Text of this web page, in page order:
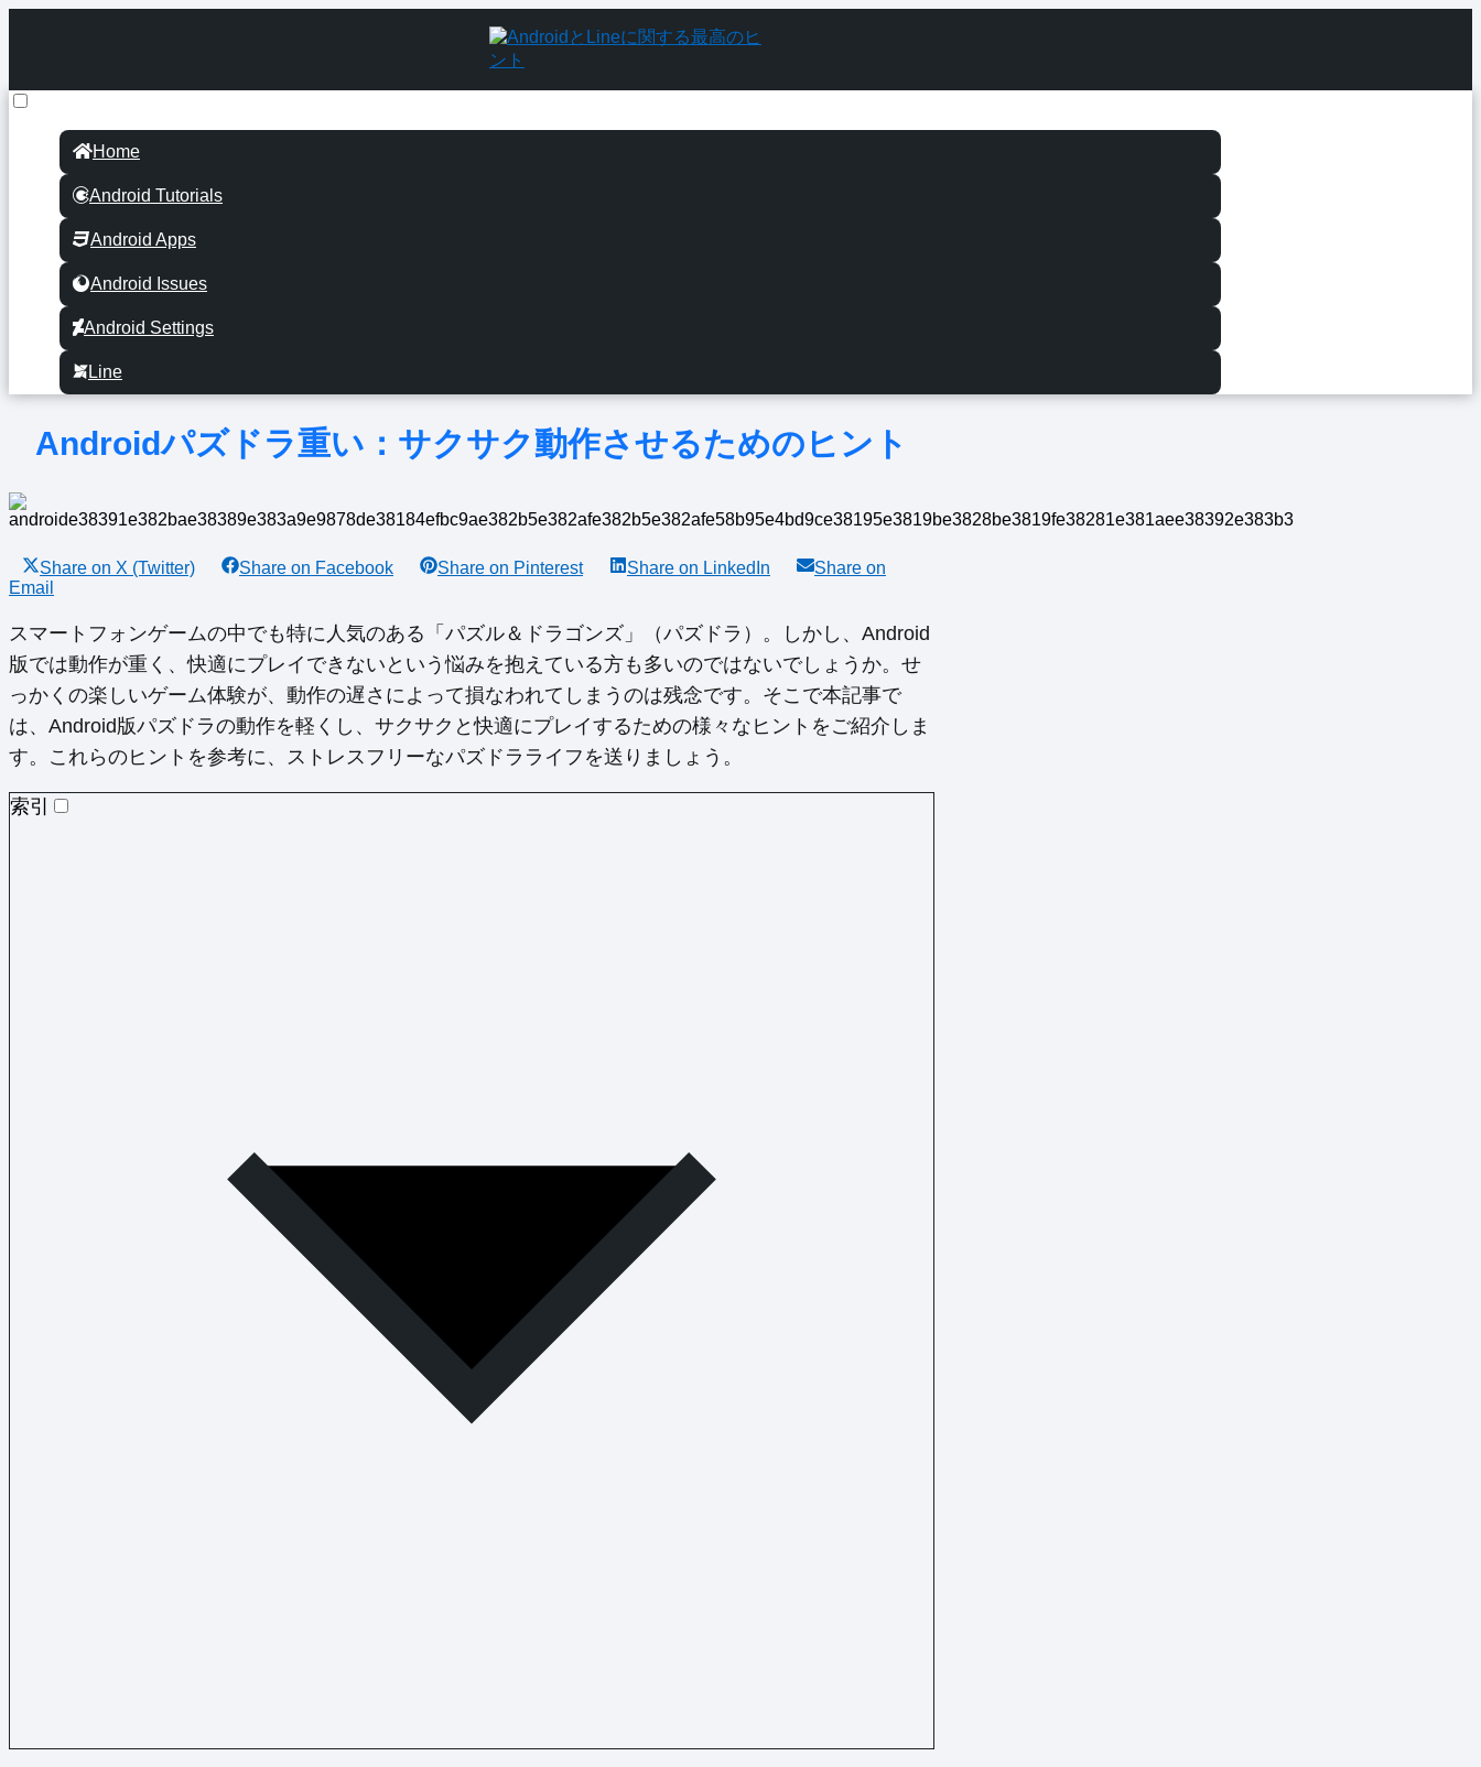
Home
Android Tutorials
Android Apps
Android Issues
Android Settings
Line
Androidパズドラ重い：サクサク動作させるためのヒント
Share on X (Twitter) Share on Facebook Share on Pinterest Share on LinkedIn
Share on
Email
スマートフォンゲームの中でも特に人気のある「パズル＆ドラゴンズ」（パズドラ）。しかし、Android
版では動作が重く、快適にプレイできないという悩みを抱えている方も多いのではないでしょうか。せ
っかくの楽しいゲーム体験が、動作の遅さによって損なわれてしまうのは残念です。そこで本記事で
は、Android版パズドラの動作を軽くし、サクサクと快適にプレイするための様々なヒントをご紹介しま
す。これらのヒントを参考に、ストレスフリーなパズドラライフを送りましょう。
索引